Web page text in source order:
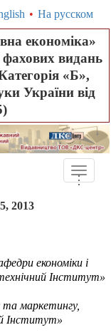
• На русском
економіка»
видань
«Б»,
України від
Toggle
...
2013
економіки і
Інститут»
маркетингу,
Інститут»